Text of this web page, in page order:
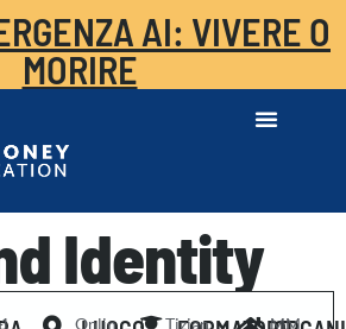
AI: VIVERE O
MORIRE
Identity
1
Onlin
Tizian
MM